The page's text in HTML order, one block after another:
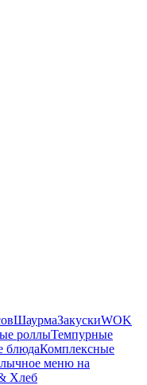
ШаурмаЗакускиWOK
роллыТемпурные
блюдаКомплексные
меню на
Хлеб